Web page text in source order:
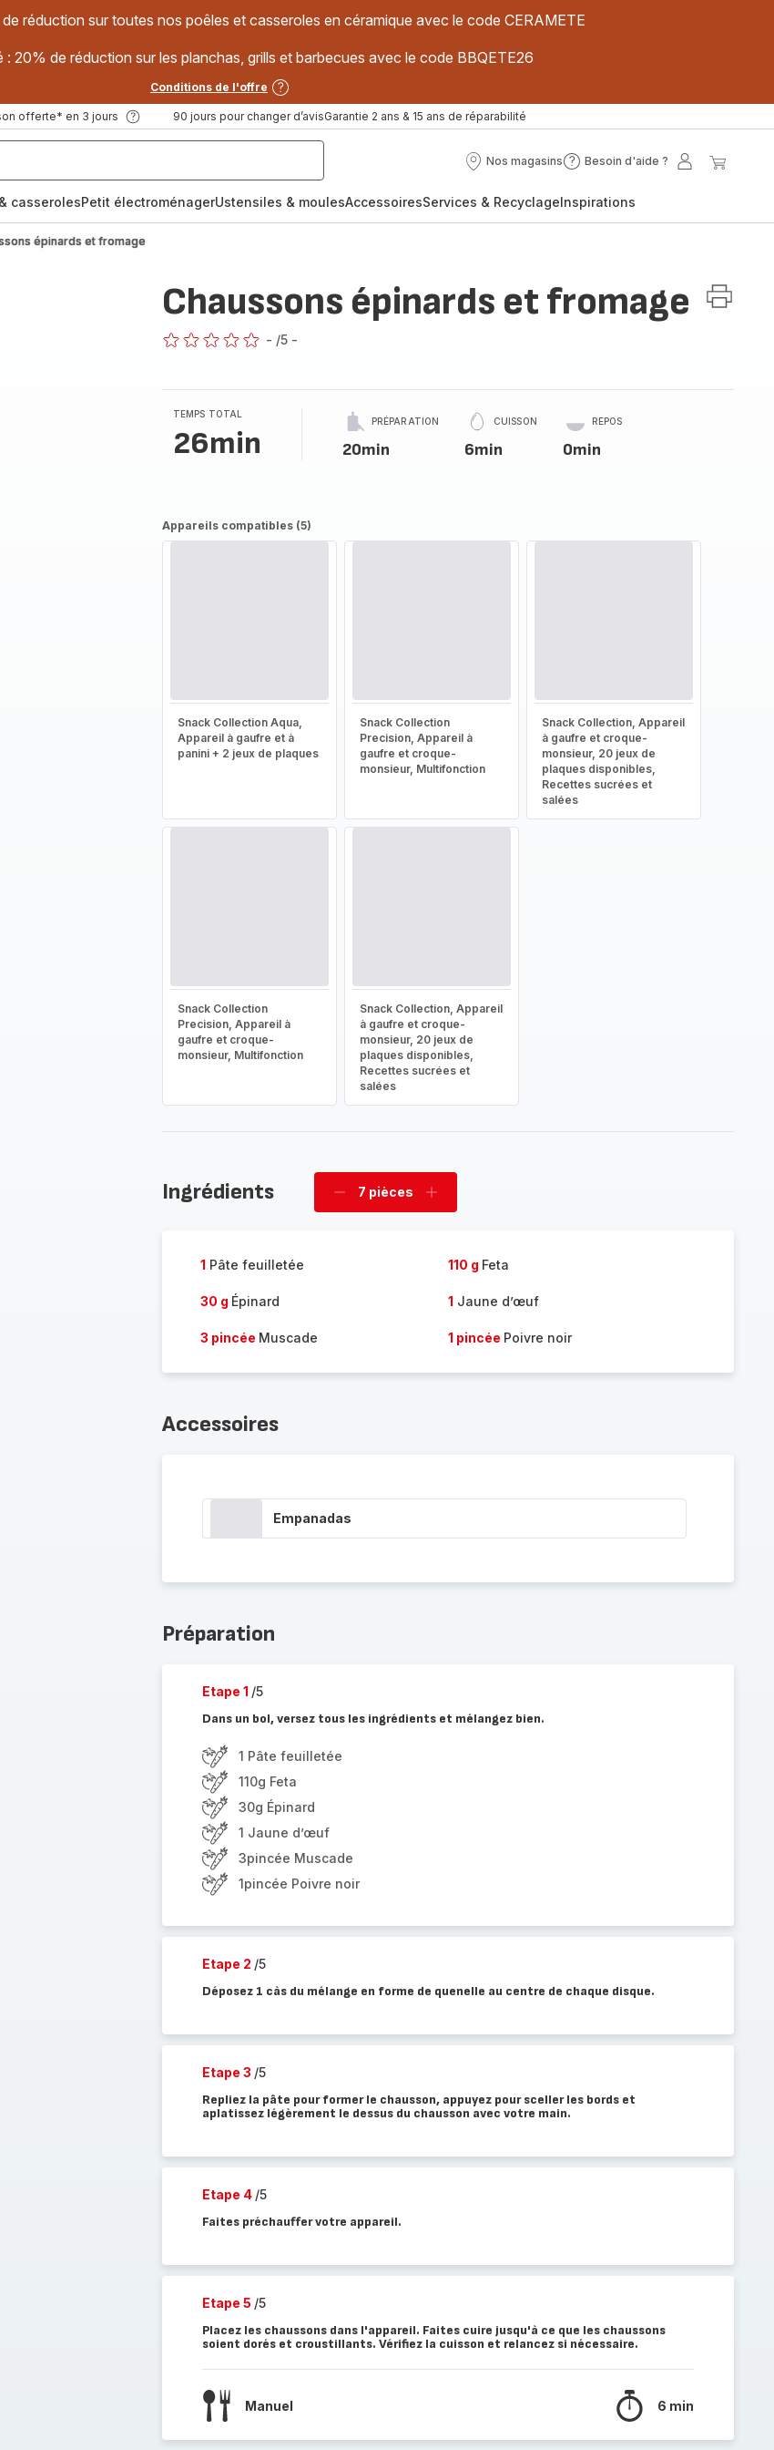
réduction sur toutes nos poêles et casseroles en céramique avec le code CERAMETE
: 20% de réduction sur les planchas, grills et barbecues avec le code BBQETE26
Conditions de l'offre
offerte* en 3 jours 90 jours pour changer d’avisGarantie 2 ans & 15 ans de réparabilité
Nos magasins
Nos
Besoin d'aide ?
Besoin
?
Mon
casserolesPetit électroménagerUstensiles & moulesAccessoiresServices & RecyclageInspirations
épinards et fromage
Chaussons épinards et fromage
- /5 -
TEMPS TOTAL
26min
PRÉPARATION
20min
CUISSON
6min
REPOS
0min
Appareils compatibles (5)
Snack Collection Aqua,
Appareil à gaufre et à
panini + 2 jeux de plaques
Snack Collection
Precision, Appareil à
gaufre et croque-
monsieur, Multifonction
Snack Collection, Appareil
à gaufre et croque-
monsieur, 20 jeux de
plaques disponibles,
Recettes sucrées et
salées
Snack Collection
Precision, Appareil à
gaufre et croque-
monsieur, Multifonction
Snack Collection, Appareil
à gaufre et croque-
monsieur, 20 jeux de
plaques disponibles,
Recettes sucrées et
salées
Ingrédients
Supprimer
7 pièces
Ajouter
1 Pâte feuilletée 110 g Feta
30 g Épinard 1 Jaune d’œuf
3 pincée Muscade 1 pincée Poivre noir
Accessoires
Empanadas
Préparation
Etape 1 /5
Dans un bol, versez tous les ingrédients et mélangez bien.
1 Pâte feuilletée
110g Feta
30g Épinard
1 Jaune d’œuf
3pincée Muscade
1pincée Poivre noir
Etape 2 /5
Déposez 1 càs du mélange en forme de quenelle au centre de chaque disque.
Etape 3 /5
Repliez la pâte pour former le chausson, appuyez pour sceller les bords et
aplatissez légèrement le dessus du chausson avec votre main.
Etape 4 /5
Faites préchauffer votre appareil.
Etape 5 /5
Placez les chaussons dans l'appareil. Faites cuire jusqu'à ce que les chaussons
soient dorés et croustillants. Vérifiez la cuisson et relancez si nécessaire.
Manuel 6 min